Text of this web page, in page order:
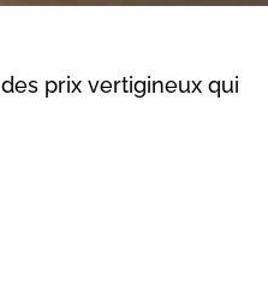
prix vertigineux qui